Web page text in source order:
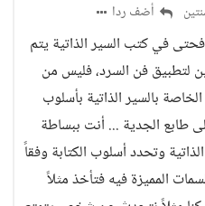
أضف ردا
في كتب السير الذاتية يتم
لتطبيق فن السرد، فليس من
بالسير الذاتية بأسلوب
الجدية ... أنت ببساطة
وتحدد أسلوب الكتابة وفقاً
المميزة فيه فتأخذ مثلاً